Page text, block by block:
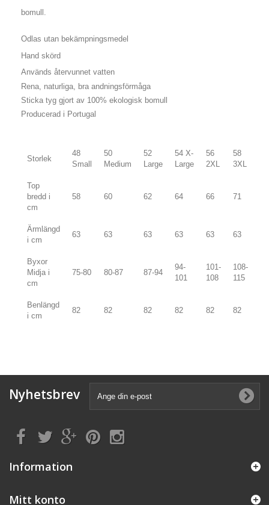
bomull.
Odlas utan bekämpningsmedel
Hand skörd
Används återvunnet vatten
Rena, naturliga, bra andningsförmåga
Sticka tyg gjort av 100% ekologisk bomull
Producerad i Portugal
Storlek
48
Small
50
Medium
52
Large
54 X-
Large
56
2XL
58
3XL
Top
bredd i
cm
58 60 62 64 66 71
Ärmlängd
i cm
63 63 63 63 63 63
Byxor
Midja i
cm
75-80 80-87 87-94
94-
101
101-
108
108-
115
Benlängd
i cm
82 82 82 82 82 82
Nyhetsbrev
Information
Mitt konto